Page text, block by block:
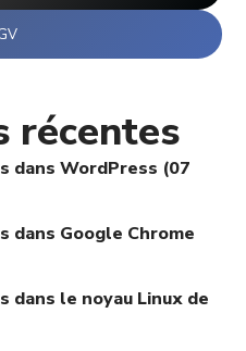
récentes
dans WordPress (07
Google Chrome
le noyau Linux de